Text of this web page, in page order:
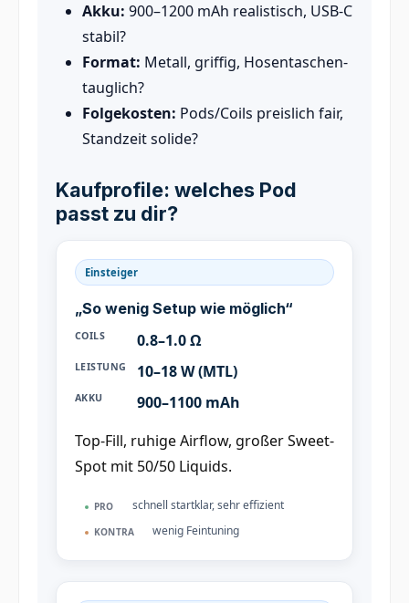
Akku: 900–1200 mAh realistisch, USB-C
stabil?
Format: Metall, griffig, Hosentaschen-
tauglich?
Folgekosten: Pods/Coils preislich fair,
Standzeit solide?
Kaufprofile: welches Pod
passt zu dir?
Einsteiger
„So wenig Setup wie möglich“
COILS 0.8–1.0 Ω
LEISTUNG 10–18 W (MTL)
AKKU
900–1100 mAh
Top-Fill, ruhige Airflow, großer Sweet-
Spot mit 50/50 Liquids.
PRO schnell startklar, sehr effizient
KONTRA wenig Feintuning